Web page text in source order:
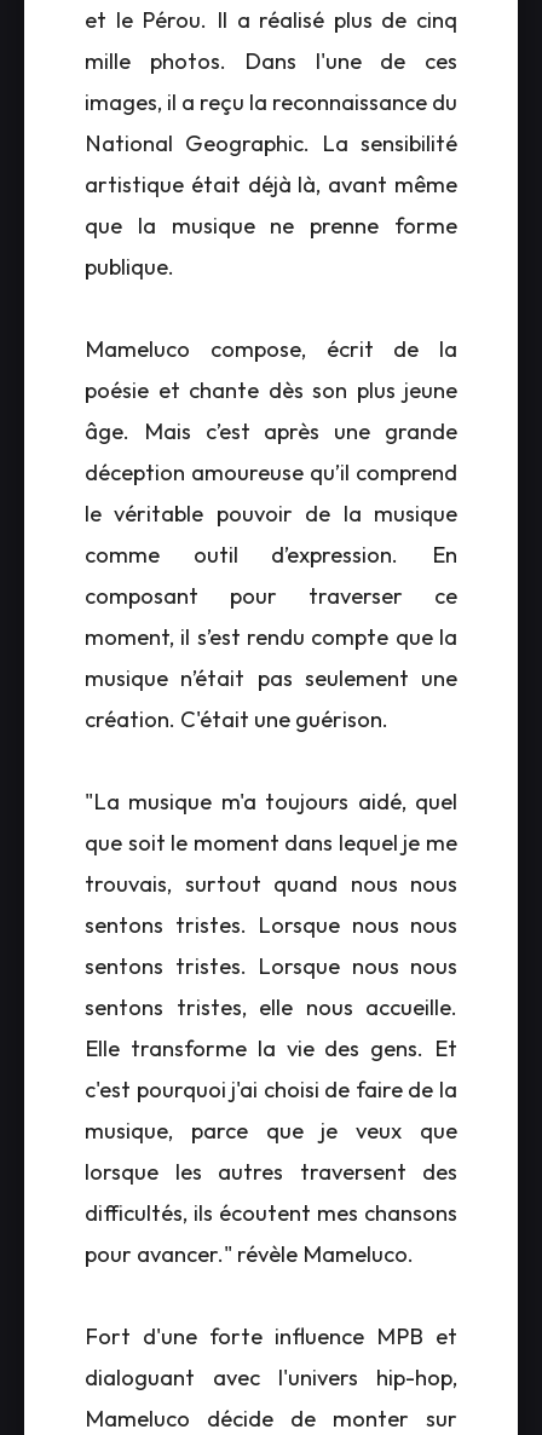
et le Pérou. Il a réalisé plus de cinq
mille photos. Dans l'une de ces
images, il a reçu la reconnaissance du
National Geographic. La sensibilité
artistique était déjà là, avant même
que la musique ne prenne forme
publique.
Mameluco compose, écrit de la
poésie et chante dès son plus jeune
âge. Mais c’est après une grande
déception amoureuse qu’il comprend
le véritable pouvoir de la musique
comme outil d’expression. En
composant pour traverser ce
moment, il s’est rendu compte que la
musique n’était pas seulement une
création. C'était une guérison.
"La musique m'a toujours aidé, quel
que soit le moment dans lequel je me
trouvais, surtout quand nous nous
sentons tristes. Lorsque nous nous
sentons tristes. Lorsque nous nous
sentons tristes, elle nous accueille.
Elle transforme la vie des gens. Et
c'est pourquoi j'ai choisi de faire de la
musique, parce que je veux que
lorsque les autres traversent des
difficultés, ils écoutent mes chansons
pour avancer." révèle Mameluco.
Fort d'une forte influence MPB et
dialoguant avec l'univers hip-hop,
Mameluco décide de monter sur